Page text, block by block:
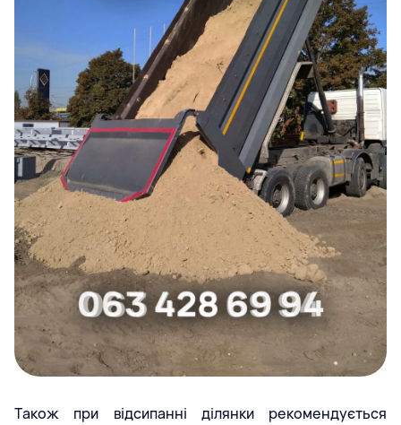
Також при відсипанні ділянки рекомендується